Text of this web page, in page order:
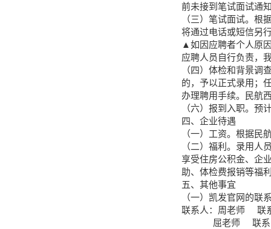
前未接到笔试面试通
（三）笔试面试。根
将通过电话或短信另
▲如因应聘者个人原
应聘人员自行负责，
（四）体检和背景调
的，予以正式录用；
办理聘用手续。民航
（六）报到入职。预
四、企业待遇
（一）工资。根据民
（二）福利。录用人
享受住房公积金、企
助、体检费报销等福
五、其他事宜
（一）凯发官网的联
联系人：周老师 联
屈老师 联系电话